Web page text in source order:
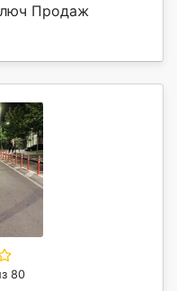
Продаж
80